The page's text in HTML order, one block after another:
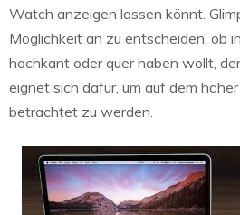
Watch anzeigen lassen könnt.
Möglichkeit an zu entscheiden, ob
hochkant oder quer haben wollt,
eignet sich dafür, um auf dem
betrachtet zu werden.